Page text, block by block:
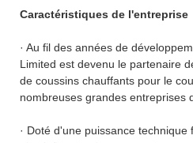
Caractéristiques de l'entreprise
· Au fil des années de
Limited est devenu le partenaire
de coussins chauffants pour le
nombreuses grandes entreprises
· Doté d'une puissance